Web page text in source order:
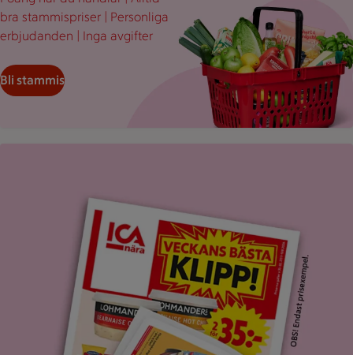
bra stammispriser | Personliga
erbjudanden | Inga avgifter
Bli stammis